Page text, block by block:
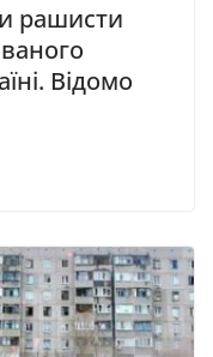
рашисти
Відомо